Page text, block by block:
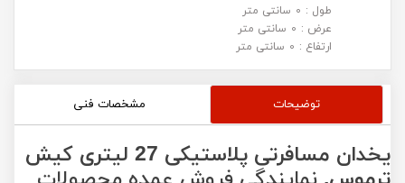
طول : 0 سانتی متر
عرض : 0 سانتی متر
ارتفاع : 0 سانتی متر
توضیحات مشخصات فنی
یخدان مسافرتی پلاستیکی 27 لیتری کیش